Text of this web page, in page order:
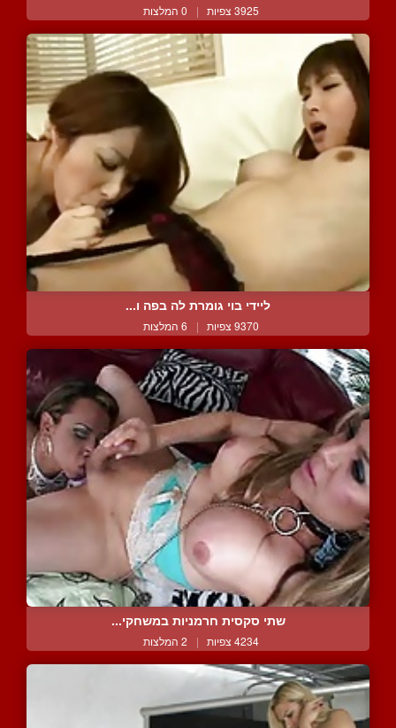
3925 צפיות | 0 המלצות
ליידי בוי גומרת לה בפה ו...
9370 צפיות | 6 המלצות
שתי סקסית חרמניות במשחקי...
4234 צפיות | 2 המלצות